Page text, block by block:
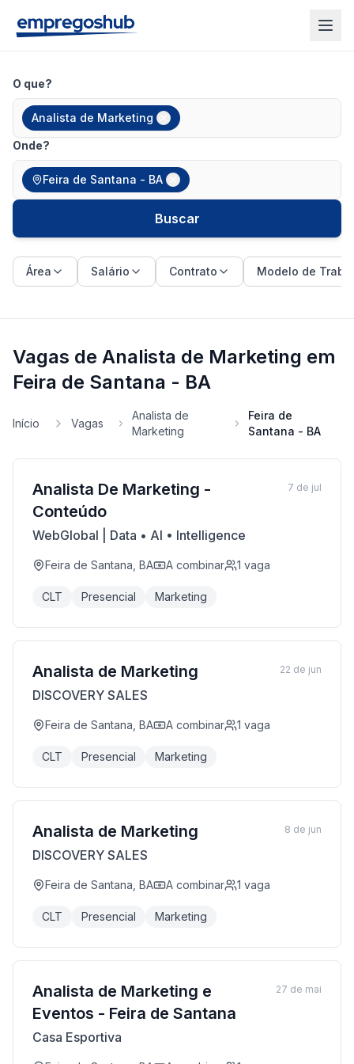
O que?
Analista de Marketing
Onde?
Feira de Santana - BA
Buscar
Área Salário Contrato Modelo de
Vagas de Analista de Marketing em
Feira de Santana - BA
Início Vagas
Analista de
Marketing
Feira de
Santana - BA
Analista De Marketing -
Conteúdo
WebGlobal | Data • AI • Intelligence
Feira de Santana, BA A combinar 1 vaga
CLT Presencial Marketing
7 de jul
Analista de Marketing
DISCOVERY SALES
Feira de Santana, BA A combinar 1 vaga
CLT Presencial Marketing
22 de jun
Analista de Marketing
DISCOVERY SALES
Feira de Santana, BA A combinar 1 vaga
CLT Presencial Marketing
8 de jun
Analista de Marketing e
Eventos - Feira de Santana
Casa Esportiva
27 de mai